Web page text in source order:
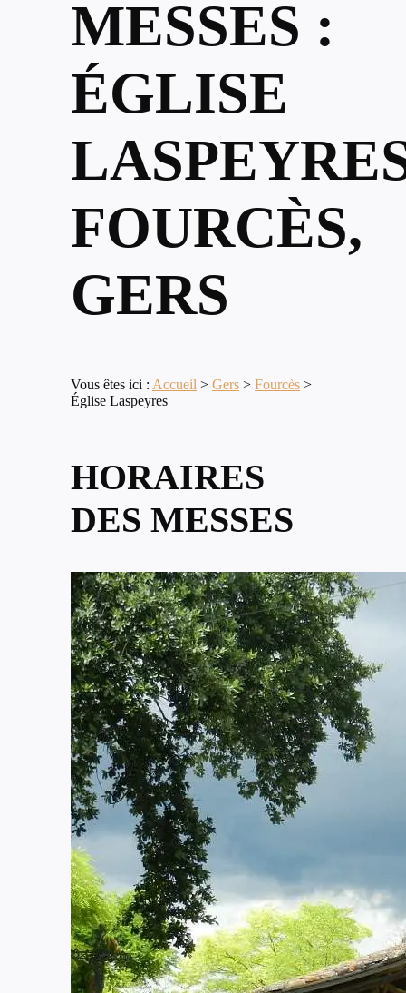
MESSES :
ÉGLISE
FOURCÈS,
GERS
Vous êtes ici : Accueil > Gers > Fourcès >
Église Laspeyres
HORAIRES
DES MESSES